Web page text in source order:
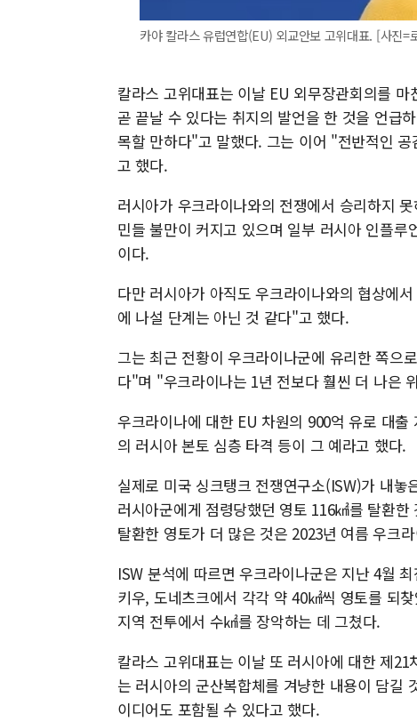
카야 칼라스 유럽연합(EU) 외교안보 고위대표. [사진=
칼라스 고위대표는 이날 EU 외무장관회의를
곧 끝날 수 있다는 취지의 발언을 한 것을 언급
목할 만하다"고 말했다. 그는 이어 "전반적인
고 했다.
러시아가 우크라이나와의 전쟁에서 승리하지
민들 불만이 커지고 있으며 일부 러시아 인플
이다.
다만 러시아가 아직도 우크라이나와의 협상에
에 나설 단계는 아닌 것 같다"고 했다.
그는 최근 전황이 우크라이나군에 유리한 쪽으
다"며 "우크라이나는 1년 전보다 훨씬 더 나은
우크라이나에 대한 EU 차원의 900억 유로 대
의 러시아 본토 심층 타격 등이 그 예라고 했다.
실제로 미국 싱크탱크 전쟁연구소(ISW)가 내
러시아군에게 점령당했던 영토 116㎢를 탈환
탈환한 영토가 더 많은 것은 2023년 여름 우크
ISW 분석에 따르면 우크라이나군은 지난 4월
키우, 도네츠크에서 각각 약 40㎢씩 영토를 되
지역 전투에서 수㎢를 장악하는 데 그쳤다.
칼라스 고위대표는 이날 또 러시아에 대한 제
는 러시아의 군산복합체를 겨냥한 내용이 담
이디어도 포함될 수 있다고 했다.